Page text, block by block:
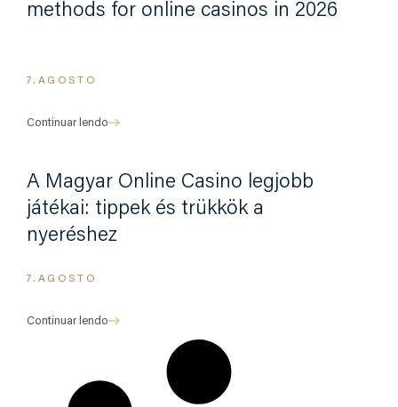
methods for online casinos in 2026
7.AGOSTO
Continuar lendo
A Magyar Online Casino legjobb
játékai: tippek és trükkök a
nyeréshez
7.AGOSTO
Continuar lendo